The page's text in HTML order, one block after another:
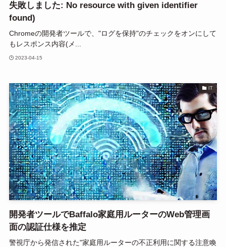
失敗しました: No resource with given identifier
found)
Chromeの開発者ツールで、"ログを保持"のチェックをオンにして
もレスポンス内容(メ...
2023-04-15
IT
開発者ツールでBaffalo家庭用ルーターのWeb管理画
面の認証仕様を推定
警視庁から発信された"家庭用ルーターの不正利用に関する注意喚